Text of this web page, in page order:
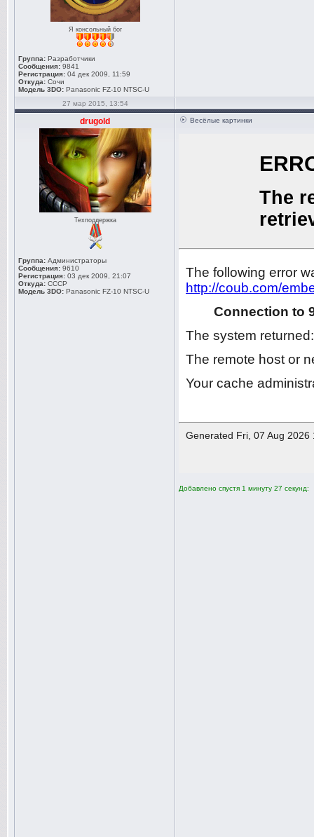
Я консольный бог
Группа: Разработчики
Сообщения: 9841
Регистрация: 04 дек 2009, 11:59
Откуда: Сочи
Модель 3DO: Panasonic FZ-10 NTSC-U
27 мар 2015, 13:54
drugold
Техподдержка
Группа: Администраторы
Сообщения: 9610
Регистрация: 03 дек 2009, 21:07
Откуда: СССР
Модель 3DO: Panasonic FZ-10 NTSC-U
Весёлые картинки
Добавлено спустя 1 минуту 27 секунд: